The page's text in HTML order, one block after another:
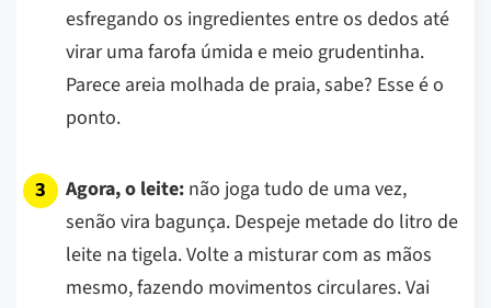
esfregando os ingredientes entre os dedos até
virar uma farofa úmida e meio grudentinha.
Parece areia molhada de praia, sabe? Esse é o
ponto.
Agora, o leite: não joga tudo de uma vez,
senão vira bagunça. Despeje metade do litro de
leite na tigela. Volte a misturar com as mãos
mesmo, fazendo movimentos circulares. Vai